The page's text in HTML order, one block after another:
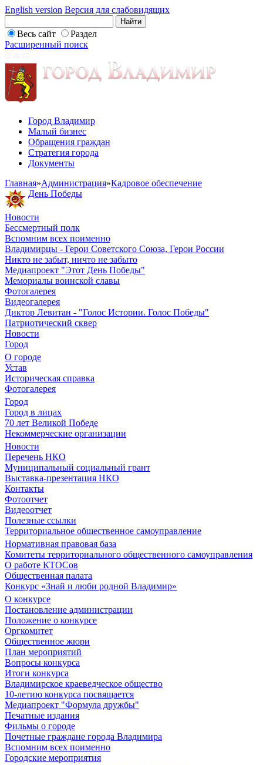
English version Версия для слабовидящих
Весь сайт
Раздел
Расширенный поиск
Город Владимир
Малый бизнес
Обращения граждан
Стратегия города
Документы
Главная»Администрация»Кадровое обеспечение
День Победы
Новости
Бессмертный полк
Вспомним всех поименно
Владимирцы - Герои Советского Союза, Герои России
Никто не забыт, ничто не забыто
Медиапроект "Этот День Победы"
Мемориалы воинской славы
Фотогалерея
Видеогалерея
Диктор Левитан - "Голос Истории. Голос Победы"
Патриотический сквер
Новости
Город
О городе
Устав
Историческая справка
Фотогалерея
Город
Город в лицах
70 лет Великой Победе
Некоммерческие организации
Новости
Перечень НКО
Муниципальный социальный грант
Выставка-презентация НКО
Контакты
Фотоотчет
Видеоотчет
Полезные ссылки
Территориальное общественное самоуправление
Нормативная правовая база
Комитеты территориального общественного самоуправления
О работе КТОСов
Общественная палата
Конкурс «Знай и люби родной Владимир»
О конкурсе
Постановление администрации
Положение о конкурсе
Оргкомитет
Общественное жюри
План мероприятий
Вопросы конкурса
Итоги конкурса
Владимирское краеведческое общество
10-летию конкурса посвящается
Медиапроект "Формула дружбы"
Печатные издания
Фильмы о городе
Почетные граждане города Владимира
Вспомним всех поименно
Городские мероприятия